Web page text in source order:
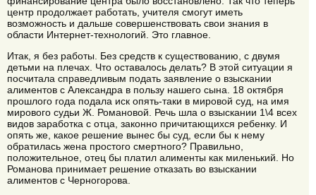
центр продолжает работать, учителя смогут иметь
возможность и дальше совершенствовать свои знания в
области Интернет-технологий. Это главное.
Итак, я без работы. Без средств к существованию, с двумя
детьми на плечах. Что оставалось делать? В этой ситуации я
посчитала справедливым подать заявление о взыскании
алиментов с Александра в пользу нашего сына. 18 октября
прошлого года подала иск опять-таки в мировой суд, на имя
мирового судьи Ж. Романовой. Речь шла о взыскании 1\4 всех
видов заработка с отца, законно причитающихся ребенку. И
опять же, какое решение вынес бы суд, если бы к нему
обратилась жена простого смертного? Правильно,
положительное, отец бы платил алименты как миленький. Но
Романова принимает решение отказать во взыскании
алиментов с Черногорова.